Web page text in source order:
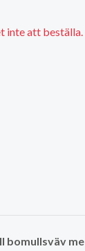
inte att beställa.
bomullsväv